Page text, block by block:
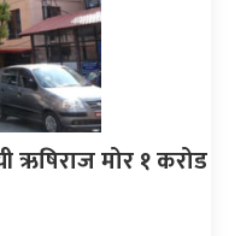
ऋषिराज मोर १ करोड